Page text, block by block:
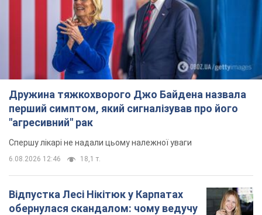
Дружина тяжкохворого Джо Байдена назвала
перший симптом, який сигналізував про його
"агресивний" рак
Спершу лікарі не надали цьому належної уваги
6.08.2026 12:46 18,1 т.
Відпустка Лесі Нікітюк у Карпатах
обернулася скандалом: чому ведучу